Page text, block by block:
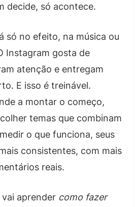
decide, só acontece.
só no efeito, na música ou
Instagram gosta de
atenção e entregam
E isso é treinável.
a montar o começo,
temas que combinam
o que funciona, seus
consistentes, com mais
reais.
aprender como fazer